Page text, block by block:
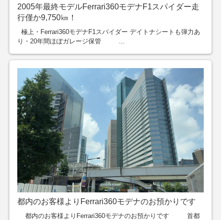
2005年最終モデルFerrari360モデナF1スパイダー走
行僅か9,750㎞！
極上・Ferrari360モデナF1スパイダー デイトナシートも弾力あ
り・20年間ほぼガレージ保管 ...
都内のお客様よりFerrari360モデナのお預かりです
都内のお客様よりFerrari360モデナのお預かりです 首都